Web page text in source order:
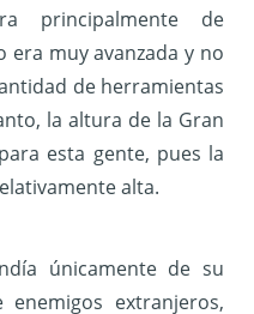
principalmente de
era muy avanzada y no
de herramientas
la altura de la Gran
esta gente, pues la
alta.
únicamente de su
extranjeros,